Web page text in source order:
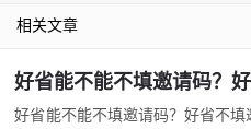
相关文章
好省能不能不填邀请码？
好省能不能不填邀请码？好省不